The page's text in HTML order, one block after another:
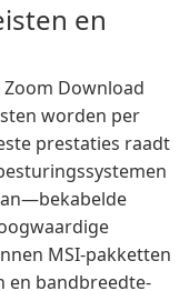
en
Download
worden per
prestaties raadt
MSI-pakketten
en bandbreedte-